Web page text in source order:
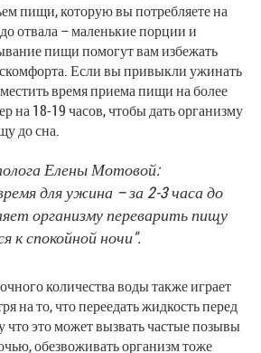
пищи, которую вы потребляете на
отвала – маленькие порции и
пищи помогут вам избежать
Если вы привыкли ужинать
время приема пищи на более
на 18-19 часов, чтобы дать организму
до сна.
Елены Мотовой:
для ужина – за 2-3 часа до
организму переварить пищу
к спокойной ночи".
количества воды также играет
на то, что переедать жидкость перед
что это может вызвать частые позывы
обезвоживать организм тоже